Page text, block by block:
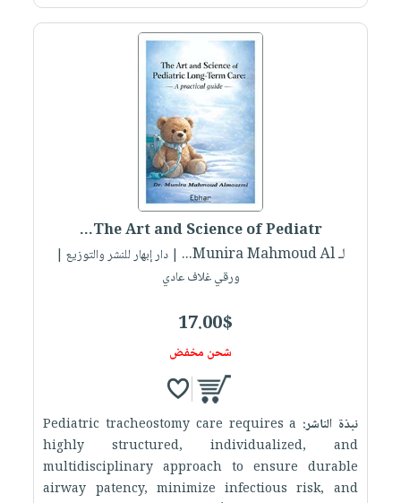
The Art and Science of Pediatr...
لـ Munira Mahmoud Al...
| دار إبهار للنشر والتوزيع |
ورقي غلاف عادي
17.00$
شحن مخفض
نبذة الناشر: Pediatric tracheostomy care requires a
highly structured, individualized, and
multidisciplinary approach to ensure durable
airway patency, minimize infectious risk, and